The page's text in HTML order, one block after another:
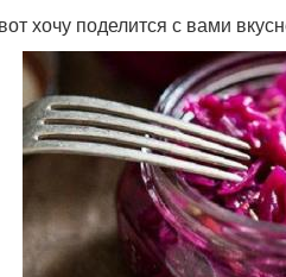
хочу поделится с вами